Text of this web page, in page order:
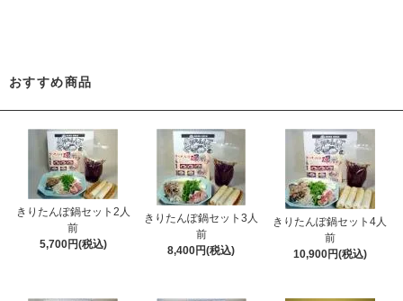
おすすめ商品
きりたんぽ鍋セット2人
前
5,700円(税込)
きりたんぽ鍋セット3人
前
8,400円(税込)
きりたんぽ鍋セット4人
前
10,900円(税込)